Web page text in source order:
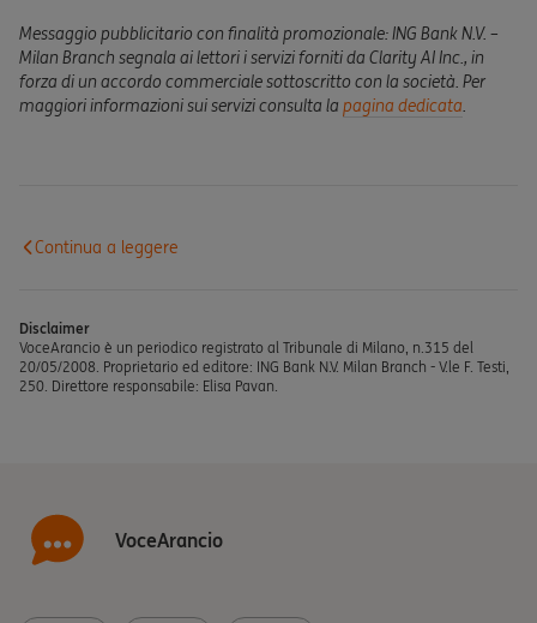
Messaggio pubblicitario con finalità promozionale: ING Bank N.V. –
Milan Branch segnala ai lettori i servizi forniti da Clarity AI Inc., in
forza di un accordo commerciale sottoscritto con la società. Per
maggiori informazioni sui servizi consulta la pagina dedicata.
Continua a leggere
Disclaimer
VoceArancio è un periodico registrato al Tribunale di Milano, n.315 del
20/05/2008. Proprietario ed editore: ING Bank N.V. Milan Branch - V.le F. Testi,
250. Direttore responsabile: Elisa Pavan.
VoceArancio